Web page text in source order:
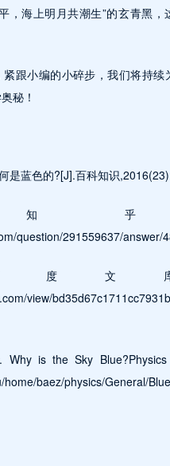
，海上明月共潮生”的玄青黑，
跟小编的小碎步，我们将持续
秘！
是蓝色的?[J].百科知识
知乎
question/291559637/answer/
度文
view/
Why is the Sky
baez/physics/General/